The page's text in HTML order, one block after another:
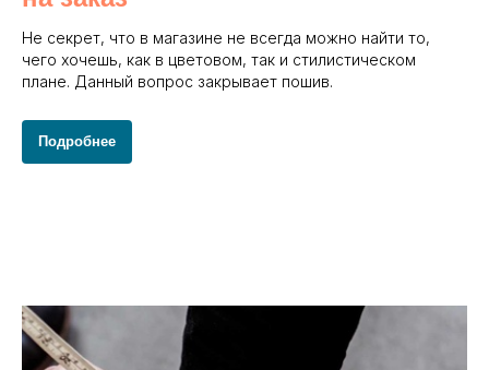
Не секрет, что в магазине не всегда можно найти то,
чего хочешь, как в цветовом, так и стилистическом
плане. Данный вопрос закрывает пошив.
Подробнее